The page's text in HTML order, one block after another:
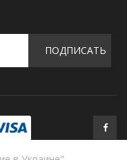
ПОДПИСАТЬ